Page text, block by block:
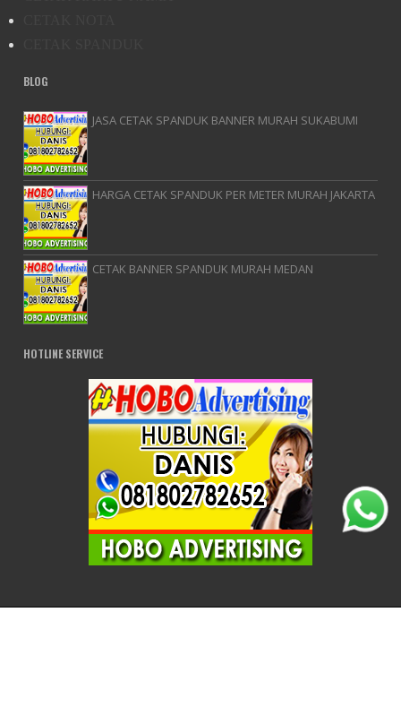
BLOG
JASA CETAK SPANDUK BANNER MURAH SUKABUMI
HARGA CETAK SPANDUK PER METER MURAH JAKARTA
CETAK BANNER SPANDUK MURAH MEDAN
HOTLINE SERVICE